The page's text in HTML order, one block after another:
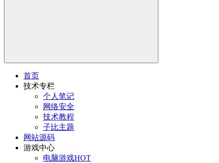
首页
技术专栏
个人笔记
网络安全
技术教程
子比主题
网站源码
游戏中心
电脑游戏HOT